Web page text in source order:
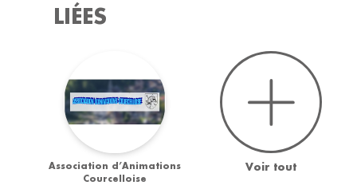
LIÉES
Association d’Animations
Courcelloise
Voir tout